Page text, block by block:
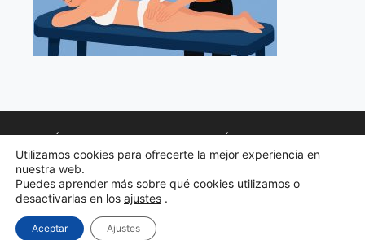
POLÍTICA DE PRIVACIDAD
POLÍTICA DE COOKIES
TERMINOS DE CONTRATOS Y CONDICIONES
© 2026 Cursos Wellness-SPA
Utilizamos cookies para ofrecerte la mejor experiencia en
nuestra web.
Puedes aprender más sobre qué cookies utilizamos o
desactivarlas en los ajustes .
Aceptar Ajustes